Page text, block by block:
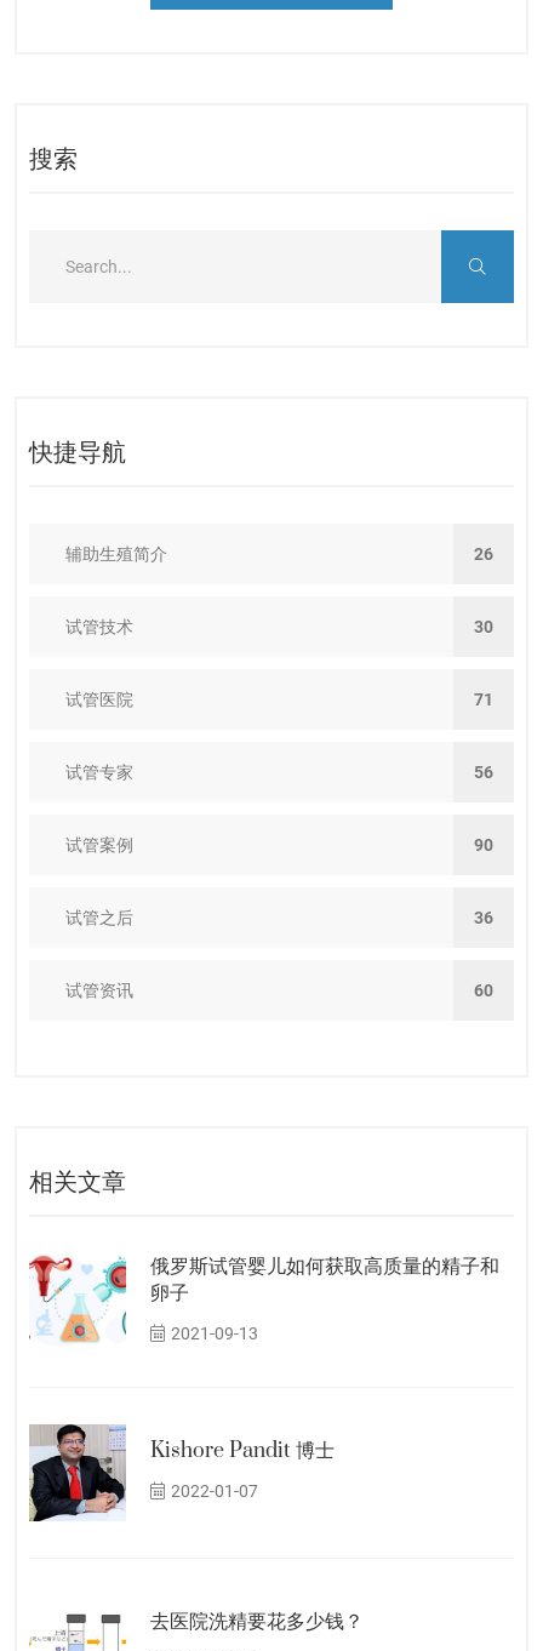
搜索
快捷导航
辅助生殖简介 26
试管技术 30
试管医院 71
试管专家 56
试管案例 90
试管之后 36
试管资讯 60
相关文章
俄罗斯试管婴儿如何获取高质量的精子和
卵子
2021-09-13
Kishore Pandit 博士
2022-01-07
去医院洗精要花多少钱？